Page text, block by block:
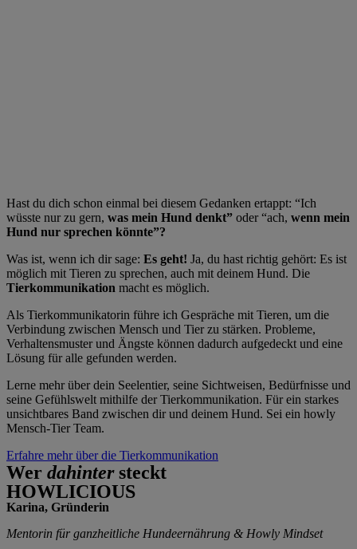
Hast du dich schon einmal bei diesem Gedanken ertappt: “Ich
wüsste nur zu gern, was mein Hund denkt” oder “ach, wenn mein
Hund nur sprechen könnte”?
Was ist, wenn ich dir sage: Es geht! Ja, du hast richtig gehört: Es ist
möglich mit Tieren zu sprechen, auch mit deinem Hund. Die
Tierkommunikation macht es möglich.
Als Tierkommunikatorin führe ich Gespräche mit Tieren, um die
Verbindung zwischen Mensch und Tier zu stärken. Probleme,
Verhaltensmuster und Ängste können dadurch aufgedeckt und eine
Lösung für alle gefunden werden.
Lerne mehr über dein Seelentier, seine Sichtweisen, Bedürfnisse und
seine Gefühlswelt mithilfe der Tierkommunikation. Für ein starkes
unsichtbares Band zwischen dir und deinem Hund. Sei ein howly
Mensch-Tier Team.
Erfahre mehr über die Tierkommunikation
Wer dahintersteckt
HOWLICIOUS
Karina, Gründerin
Mentorin für ganzheitliche Hundeernährung & Howly Mindset